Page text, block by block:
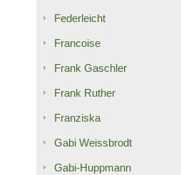
Federleicht
Francoise
Frank Gaschler
Frank Ruther
Franziska
Gabi Weissbrodt
Gabi-Huppmann